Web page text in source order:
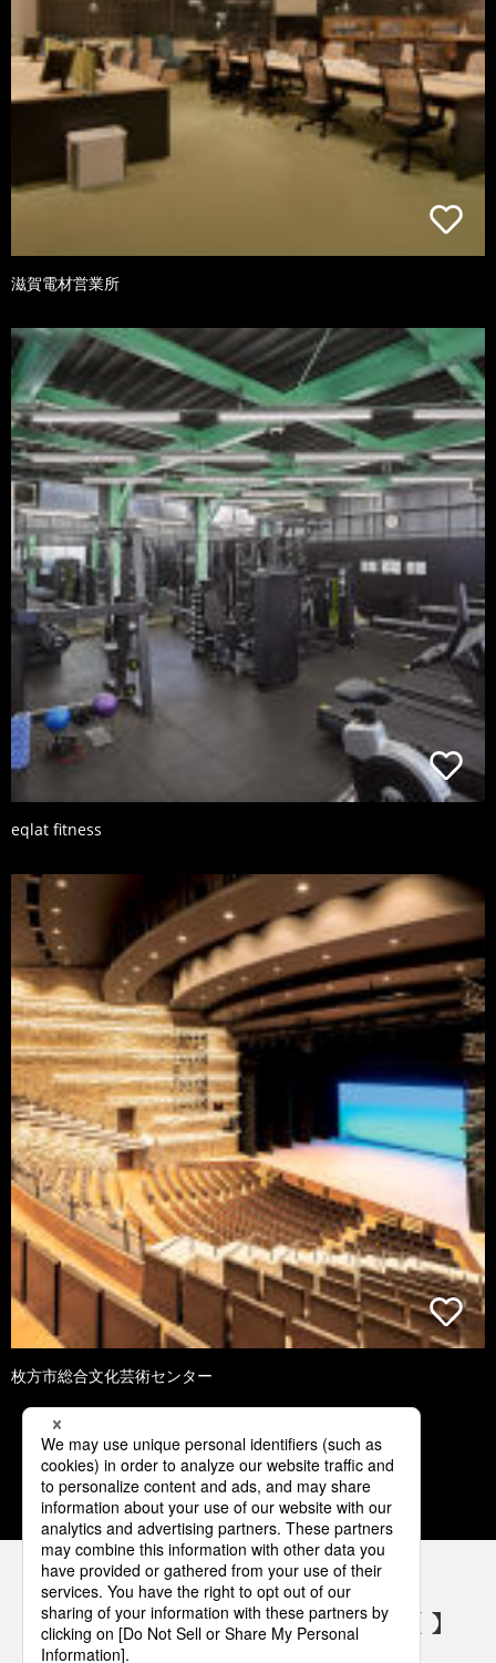
滋賀電材営業所
eqlat fitness
枚方市総合文化芸術センター
1 2 3 4 5
パナソニックの電気設備 SNSアカウント